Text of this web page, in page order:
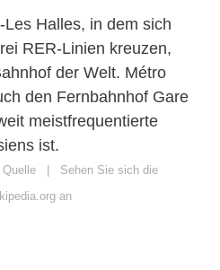
Halles, in dem sich
RER-Linien kreuzen,
der Welt. Métro
den Fernbahnhof Gare
meistfrequentierte
ist.
Sehen Sie sich die
an